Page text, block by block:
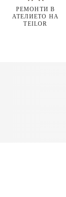
РЕМОНТИ В
АТЕЛИЕТО НА
TEILOR